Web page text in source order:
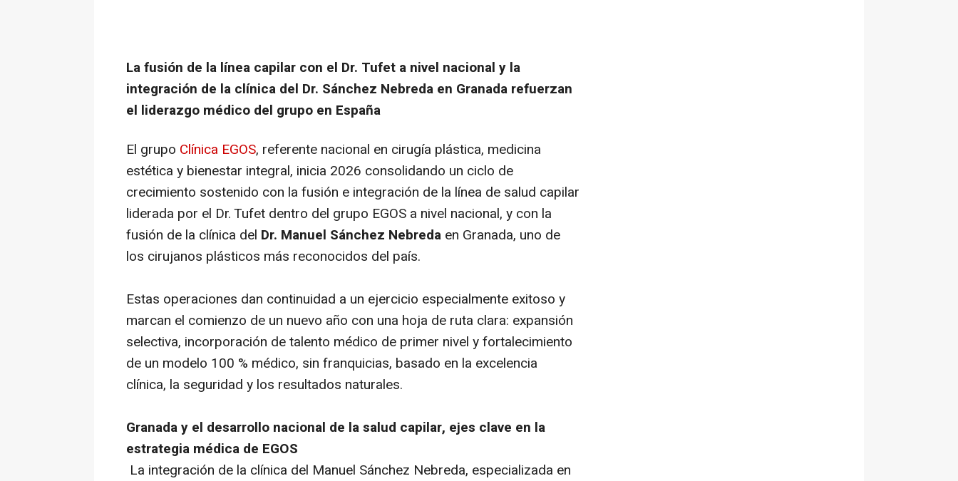
La fusión de la línea capilar con el Dr. Tufet a nivel nacional y la
integración de la clínica del Dr. Sánchez Nebreda en Granada refuerzan
el liderazgo médico del grupo en España
El grupo Clínica EGOS, referente nacional en cirugía plástica, medicina
estética y bienestar integral, inicia 2026 consolidando un ciclo de
crecimiento sostenido con la fusión e integración de la línea de salud capilar
liderada por el Dr. Tufet dentro del grupo EGOS a nivel nacional, y con la
fusión de la clínica del Dr. Manuel Sánchez Nebreda en Granada, uno de
los cirujanos plásticos más reconocidos del país.
Estas operaciones dan continuidad a un ejercicio especialmente exitoso y
marcan el comienzo de un nuevo año con una hoja de ruta clara: expansión
selectiva, incorporación de talento médico de primer nivel y fortalecimiento
de un modelo 100 % médico, sin franquicias, basado en la excelencia
clínica, la seguridad y los resultados naturales.
Granada y el desarrollo nacional de la salud capilar, ejes clave en la
estrategia médica de EGOS
La integración de la clínica del Manuel Sánchez Nebreda, especializada en